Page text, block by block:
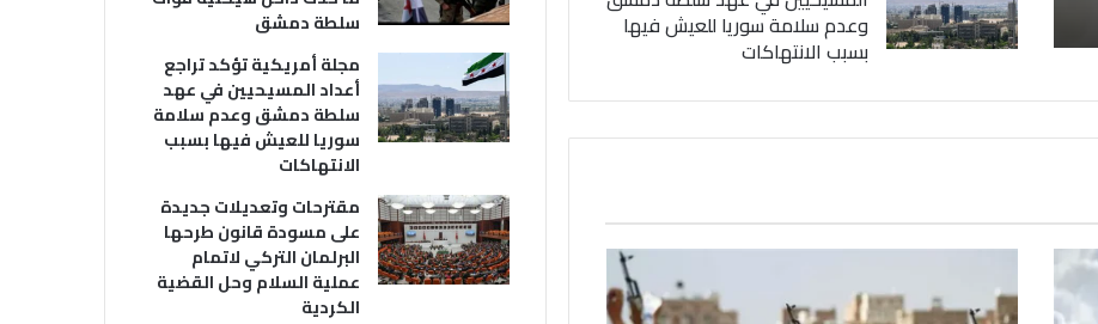
وعدم سلامة سوريا للعيش فيها
بسبب الانتهاكات
سلطة دمشق
مجلة أمريكية تؤكد تراجع
أعداد المسيحيين في عهد
سلطة دمشق وعدم سلامة
سوريا للعيش فيها بسبب
الانتهاكات
مقترحات وتعديلات جديدة
على مسودة قانون طرحها
البرلمان التركي لاتمام
عملية السلام وحل القضية
الكردية